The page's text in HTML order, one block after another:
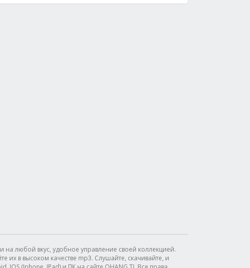
любой вкус, удобное управление своей коллекцией.
в высоком качестве mp3. Слушайте, скачивайте, и